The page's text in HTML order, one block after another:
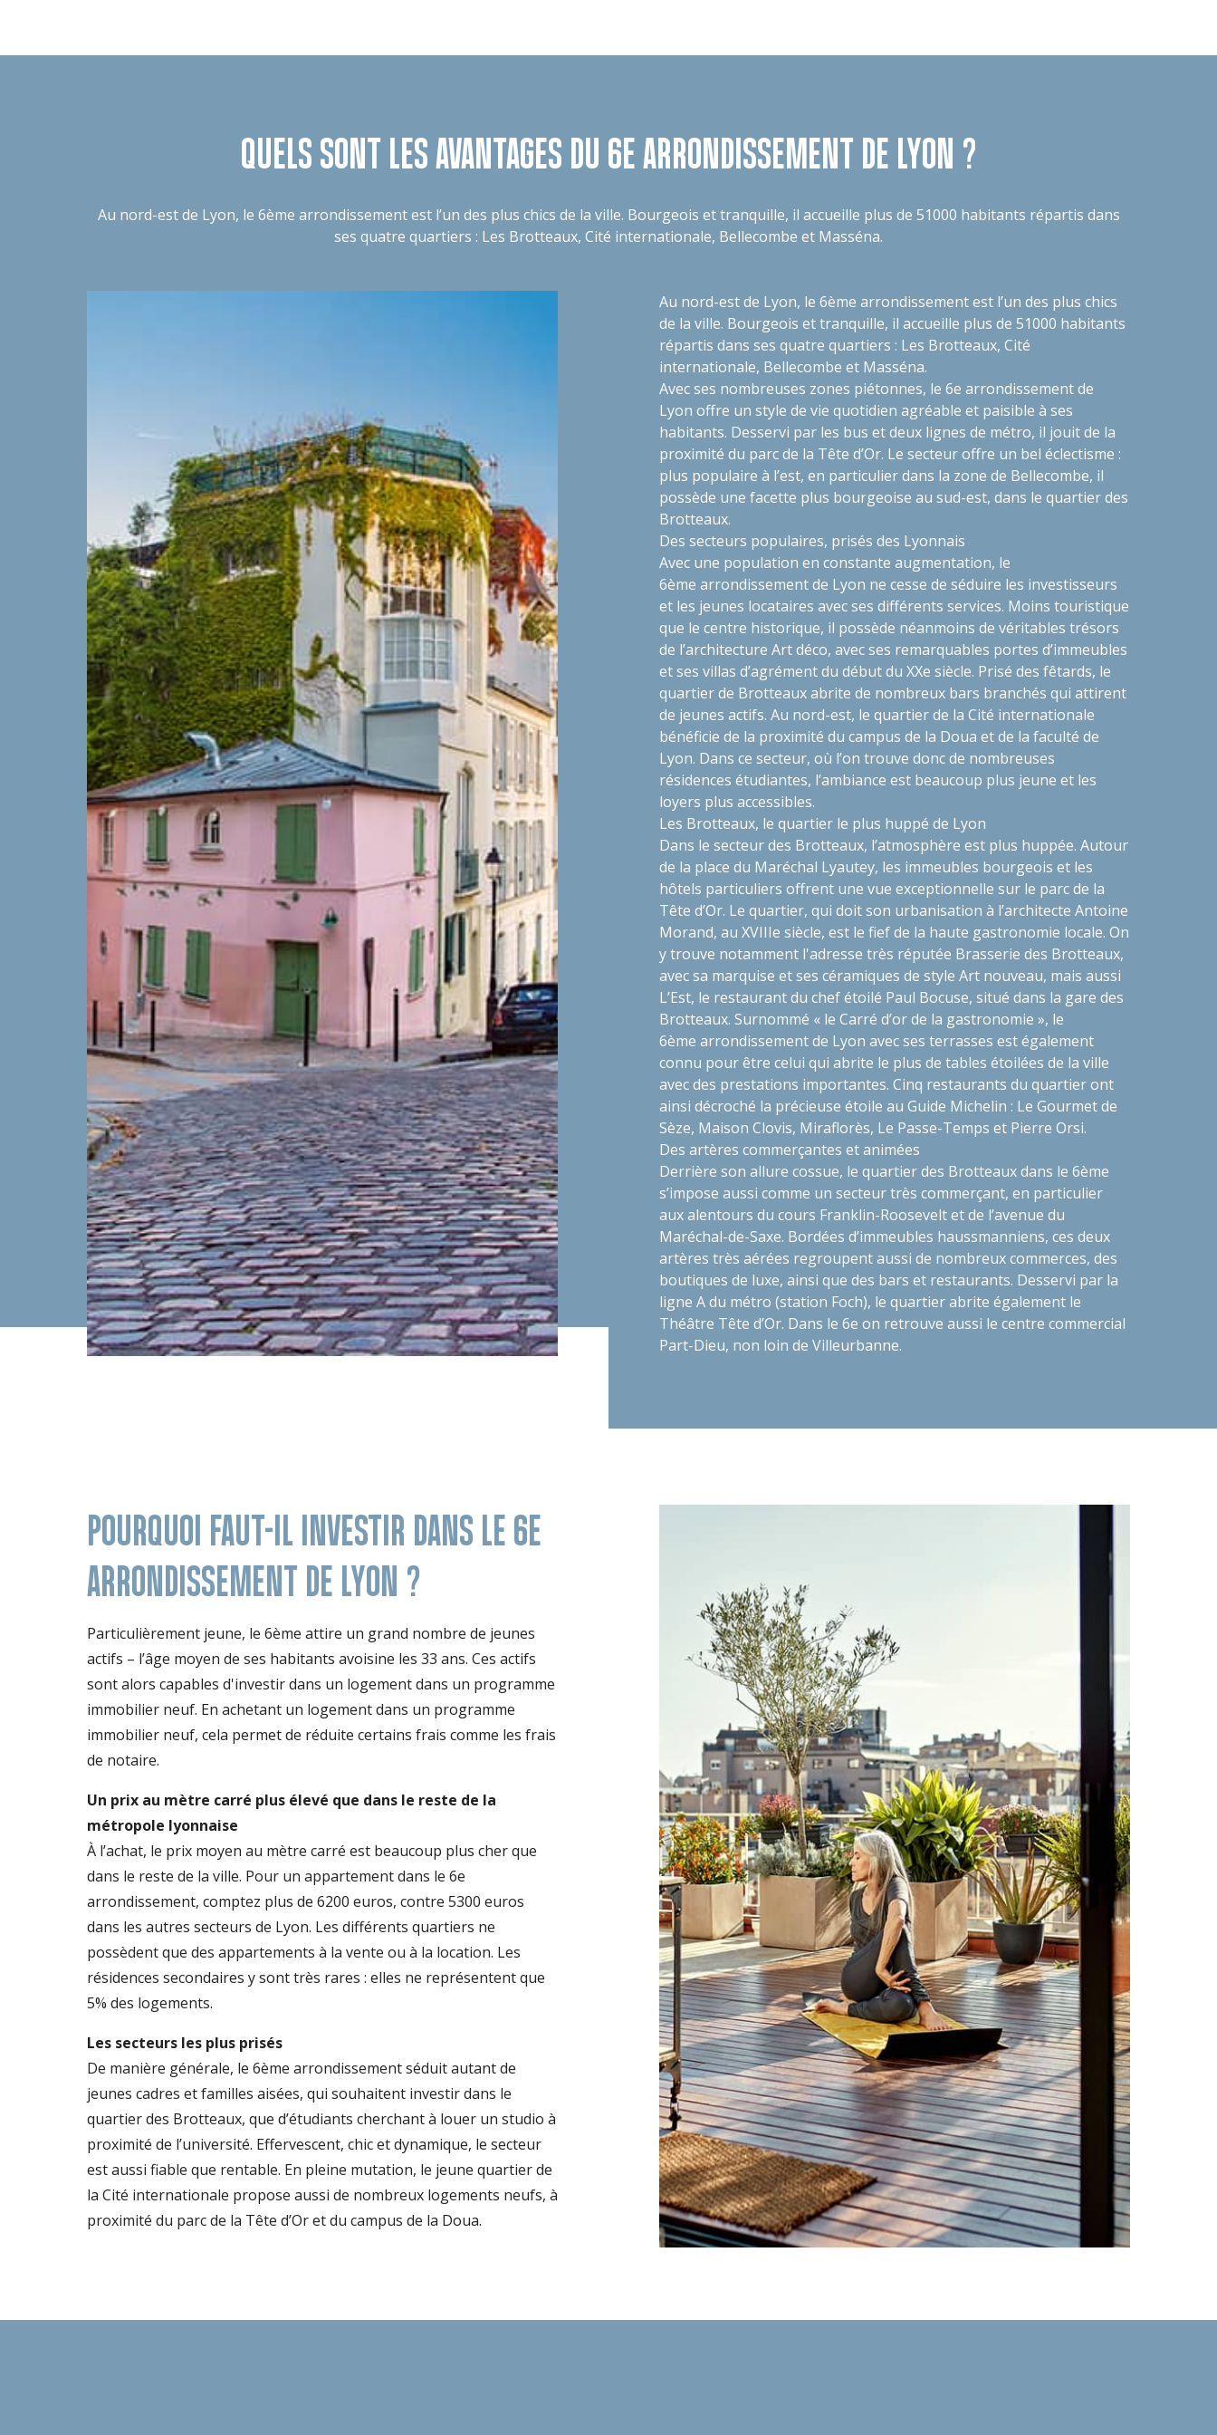
QUELS SONT LES AVANTAGES DU 6E ARRONDISSEMENT DE LYON ?
Au nord-est de Lyon, le 6ème arrondissement est l’un des plus chics de la ville. Bourgeois et tranquille, il accueille plus de 51000 habitants répartis dans
ses quatre quartiers : Les Brotteaux, Cité internationale, Bellecombe et Masséna.
Au nord-est de Lyon, le 6ème arrondissement est l’un des plus chics
de la ville. Bourgeois et tranquille, il accueille plus de 51000 habitants
répartis dans ses quatre quartiers : Les Brotteaux, Cité
internationale, Bellecombe et Masséna.
Avec ses nombreuses zones piétonnes, le 6e arrondissement de
Lyon offre un style de vie quotidien agréable et paisible à ses
habitants. Desservi par les bus et deux lignes de métro, il jouit de la
proximité du parc de la Tête d’Or. Le secteur offre un bel éclectisme :
plus populaire à l’est, en particulier dans la zone de Bellecombe, il
possède une facette plus bourgeoise au sud-est, dans le quartier des
Brotteaux.
Des secteurs populaires, prisés des Lyonnais
Avec une population en constante augmentation, le
6ème arrondissement de Lyon ne cesse de séduire les investisseurs
et les jeunes locataires avec ses différents services. Moins touristique
que le centre historique, il possède néanmoins de véritables trésors
de l’architecture Art déco, avec ses remarquables portes d’immeubles
et ses villas d’agrément du début du XXe siècle. Prisé des fêtards, le
quartier de Brotteaux abrite de nombreux bars branchés qui attirent
de jeunes actifs. Au nord-est, le quartier de la Cité internationale
bénéficie de la proximité du campus de la Doua et de la faculté de
Lyon. Dans ce secteur, où l’on trouve donc de nombreuses
résidences étudiantes, l’ambiance est beaucoup plus jeune et les
loyers plus accessibles.
Les Brotteaux, le quartier le plus huppé de Lyon
Dans le secteur des Brotteaux, l’atmosphère est plus huppée. Autour
de la place du Maréchal Lyautey, les immeubles bourgeois et les
hôtels particuliers offrent une vue exceptionnelle sur le parc de la
Tête d’Or. Le quartier, qui doit son urbanisation à l’architecte Antoine
Morand, au XVIIIe siècle, est le fief de la haute gastronomie locale. On
y trouve notamment l'adresse très réputée Brasserie des Brotteaux,
avec sa marquise et ses céramiques de style Art nouveau, mais aussi
L’Est, le restaurant du chef étoilé Paul Bocuse, situé dans la gare des
Brotteaux. Surnommé « le Carré d’or de la gastronomie », le
6ème arrondissement de Lyon avec ses terrasses est également
connu pour être celui qui abrite le plus de tables étoilées de la ville
avec des prestations importantes. Cinq restaurants du quartier ont
ainsi décroché la précieuse étoile au Guide Michelin : Le Gourmet de
Sèze, Maison Clovis, Miraflorès, Le Passe-Temps et Pierre Orsi.
Des artères commerçantes et animées
Derrière son allure cossue, le quartier des Brotteaux dans le 6ème
s’impose aussi comme un secteur très commerçant, en particulier
aux alentours du cours Franklin-Roosevelt et de l’avenue du
Maréchal-de-Saxe. Bordées d’immeubles haussmanniens, ces deux
artères très aérées regroupent aussi de nombreux commerces, des
boutiques de luxe, ainsi que des bars et restaurants. Desservi par la
ligne A du métro (station Foch), le quartier abrite également le
Théâtre Tête d’Or. Dans le 6e on retrouve aussi le centre commercial
Part-Dieu, non loin de Villeurbanne.
POURQUOI FAUT-IL INVESTIR DANS LE 6E
ARRONDISSEMENT DE LYON ?
Particulièrement jeune, le 6ème attire un grand nombre de jeunes
actifs – l’âge moyen de ses habitants avoisine les 33 ans. Ces actifs
sont alors capables d'investir dans un logement dans un programme
immobilier neuf. En achetant un logement dans un programme
immobilier neuf, cela permet de réduite certains frais comme les frais
de notaire.
Un prix au mètre carré plus élevé que dans le reste de la
métropole lyonnaise
À l’achat, le prix moyen au mètre carré est beaucoup plus cher que
dans le reste de la ville. Pour un appartement dans le 6e
arrondissement, comptez plus de 6200 euros, contre 5300 euros
dans les autres secteurs de Lyon. Les différents quartiers ne
possèdent que des appartements à la vente ou à la location. Les
résidences secondaires y sont très rares : elles ne représentent que
5% des logements.
Les secteurs les plus prisés
De manière générale, le 6ème arrondissement séduit autant de
jeunes cadres et familles aisées, qui souhaitent investir dans le
quartier des Brotteaux, que d’étudiants cherchant à louer un studio à
proximité de l’université. Effervescent, chic et dynamique, le secteur
est aussi fiable que rentable. En pleine mutation, le jeune quartier de
la Cité internationale propose aussi de nombreux logements neufs, à
proximité du parc de la Tête d’Or et du campus de la Doua.